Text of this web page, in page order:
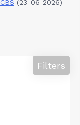
CBS (23-06-2026)
Filters